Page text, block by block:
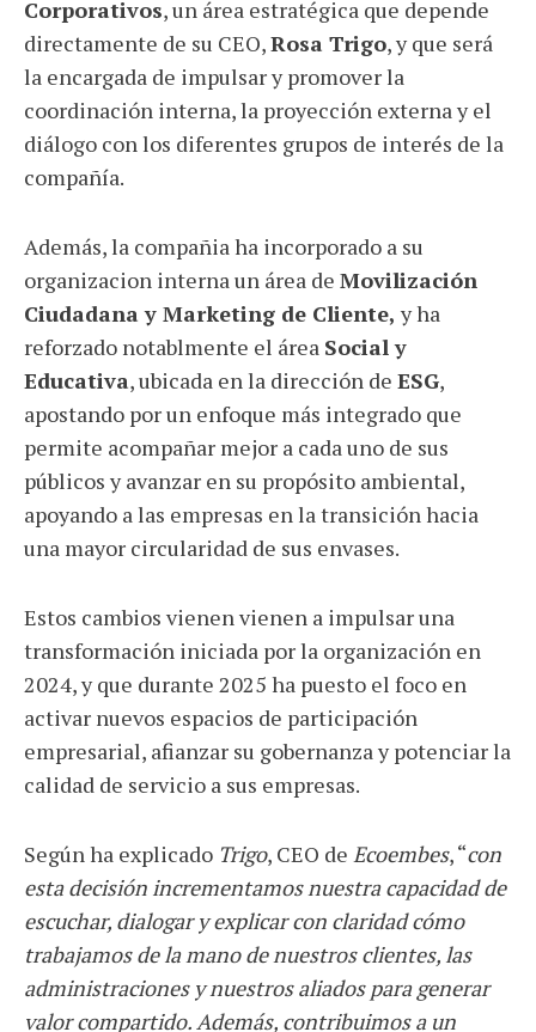
Corporativos, un área estratégica que depende
directamente de su CEO,Rosa Trigo, y que será
la encargada de impulsar y promover la
coordinación interna, la proyección externa y el
diálogo con los diferentes grupos de interés de la
compañía.
Además, la compañia ha incorporado a su
organizacion interna un área de Movilización
Ciudadana y Marketing de Cliente, y ha
reforzado notablmente el área Social y
Educativa, ubicada en la dirección de ESG,
apostando por un enfoque más integrado que
permite acompañar mejor a cada uno de sus
públicos y avanzar en su propósito ambiental,
apoyando a las empresas en la transición hacia
una mayor circularidad de sus envases.
Estos cambios vienen vienen a impulsar una
transformación iniciada por la organización en
2024, y que durante 2025 ha puesto el foco en
activar nuevos espacios de participación
empresarial, afianzar su gobernanza y potenciar la
calidad de servicio a sus empresas.
Según ha explicado Trigo, CEO de Ecoembes, “con
esta decisión incrementamos nuestra capacidad de
escuchar, dialogar y explicar con claridad cómo
trabajamos de la mano de nuestros clientes, las
administraciones y nuestros aliados para generar
valor compartido. Además, contribuimos a un